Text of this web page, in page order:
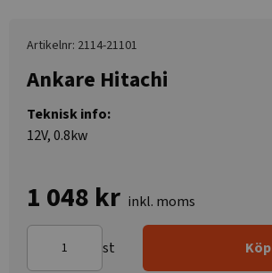
Artikelnr: 2114-21101
Ankare Hitachi
Teknisk info:
12V, 0.8kw
1 048 kr inkl. moms
st Köp